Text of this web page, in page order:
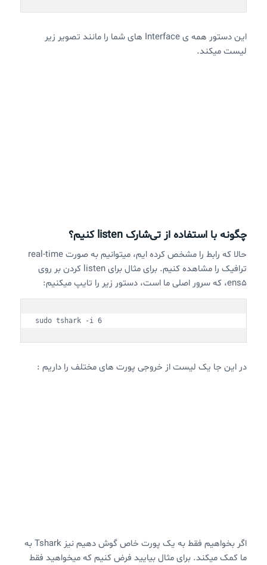
این دستور همه ی Interface های شما را مانند تصویر زیر
لیست میکند.
چگونه با استفاده از تی‌شارک listen کنیم؟
حالا که رابط را مشخص کرده ایم، میتوانیم به صورت real-time
ترافیک را مشاهده کنیم. برای مثال برای listen کردن بر روی
ens5، که سرور اصلی ما است، دستور زیر را تایپ میکنیم:
sudo tshark -i 6
در این جا یک لیست از خروجی پورت های مختلف را داریم :
اگر بخواهیم فقط به یک پورت خاص گوش دهیم نیز Tshark به
ما کمک میکند. برای مثال بیایید فرض کنیم که میخواهید فقط